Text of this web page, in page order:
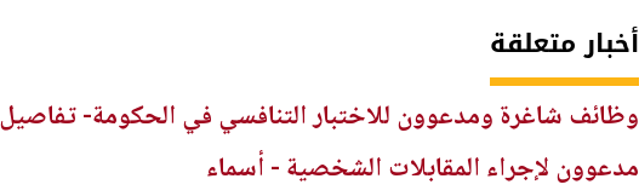
أخبار متعلقة
وظائف شاغرة ومدعوون للاختبار التنافسي في الحكومة- تفاصيل
مدعوون لإجراء المقابلات الشخصية - أسماء